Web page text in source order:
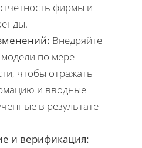
фирмы и
Внедряйте
по мере
чтобы отражать
и вводные
в результате
и верификация: